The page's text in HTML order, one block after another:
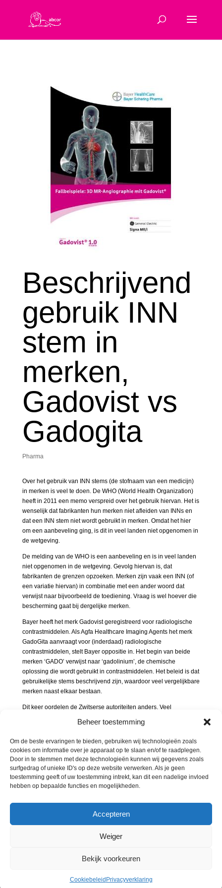
Beheer toestemming
Om de beste ervaringen te bieden, gebruiken wij technologieën zoals
cookies om informatie over je apparaat op te slaan en/of te raadplegen.
Door in te stemmen met deze technologieën kunnen wij gegevens zoals
surfgedrag of unieke ID's op deze website verwerken. Als je geen
toestemming geeft of uw toestemming intrekt, kan dit een nadelige invloed
hebben op bepaalde functies en mogelijkheden.
Accepteren
Weiger
Bekijk voorkeuren
Cookiebeleid Privacyverklaring
Beschrijvend
gebruik INN
stem in
merken,
Gadovist vs
Gadogita
Pharma
Over het gebruik van INN stems (de stofnaam van een medicijn)
in merken is veel te doen. De WHO (World Health Organization)
heeft in 2011 een memo verspreid over het gebruik hiervan. Het is
wenselijk dat fabrikanten hun merken niet afleiden van INNs en
dat een INN stem niet wordt gebruikt in merken. Omdat het hier
om een aanbeveling ging, is dit in veel landen niet opgenomen in
de wetgeving.
De melding van de WHO is een aanbeveling en is in veel landen
niet opgenomen in de wetgeving. Gevolg hiervan is, dat
fabrikanten de grenzen opzoeken. Merken zijn vaak een INN (of
een variatie hiervan) in combinatie met een ander woord dat
verwijst naar bijvoorbeeld de toediening. Vraag is wel hoever die
bescherming gaat bij dergelijke merken.
Bayer heeft het merk Gadovist geregistreerd voor radiologische
contrastmiddelen. Als Agfa Healthcare Imaging Agents het merk
GadoGita aanvraagt voor (inderdaad) radiologische
contrastmiddelen, stelt Bayer oppositie in. Het begin van beide
merken ‘GADO’ verwijst naar ‘gadolinium’, de chemische
oplossing die wordt gebruikt in contrastmiddelen. Het beleid is dat
gebruikelijke stems beschrijvend zijn, waardoor veel vergelijkbare
merken naast elkaar bestaan.
Dit keer oordelen de Zwitserse autoriteiten anders. Veel
andere merken (dus zonder het element GADO). Het staat
Gevolg: de merken zijn overeenstemmend en de oppositie wordt
toegewezen.
Of dit de nieuwe standaard wordt, is maar de vraag. Bij
beschrijvendheid van een merk gaat het namelijk niet alleen om
in de toekomst hiervoor gaat worden gebruikt. De uitspraak lijkt
dan ook een beetje te kort door de bocht.
Privacyverklaring